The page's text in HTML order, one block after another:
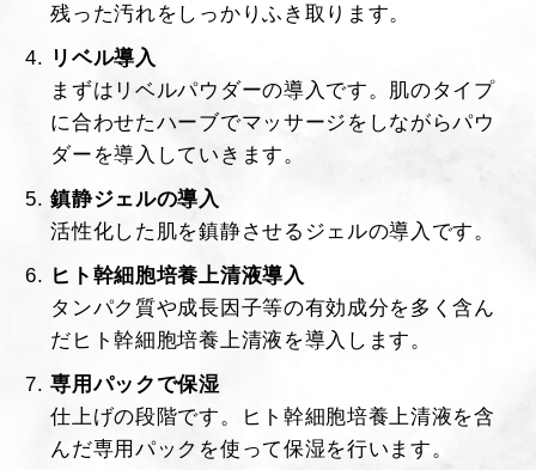
残った汚れをしっかりふき取ります。
リベル導入
まずはリベルパウダーの導入です。肌のタイプ
に合わせたハーブでマッサージをしながらパウ
ダーを導入していきます。
鎮静ジェルの導入
活性化した肌を鎮静させるジェルの導入です。
ヒト幹細胞培養上清液導入
タンパク質や成長因子等の有効成分を多く含ん
だヒト幹細胞培養上清液を導入します。
専用パックで保湿
仕上げの段階です。ヒト幹細胞培養上清液を含
んだ専用パックを使って保湿を行います。